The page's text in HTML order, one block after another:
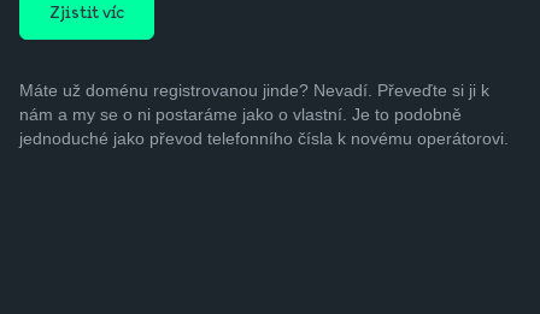
Zjistit víc
Máte už doménu registrovanou jinde? Nevadí. Převeďte si ji k
nám a my se o ni postaráme jako o vlastní. Je to podobně
jednoduché jako převod telefonního čísla k novému operátorovi.